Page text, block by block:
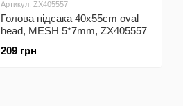
Артикул: ZX405557
Голова пiдсака 40x55cm oval
head, MESH 5*7mm, ZX405557
209 грн